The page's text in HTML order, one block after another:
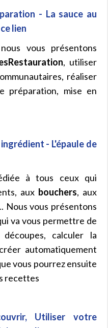
- La sauce au
lien
vous présentons
, utiliser
réaliser
préparation, mise en
- L'épaule de
à tous ceux qui
aux bouchers, aux
Nous vous présentons
va vous permettre de
calculer la
automatiquement
vous pourrez ensuite
recettes
Utiliser votre